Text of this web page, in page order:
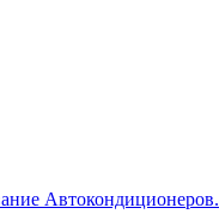
Автокондиционеров.